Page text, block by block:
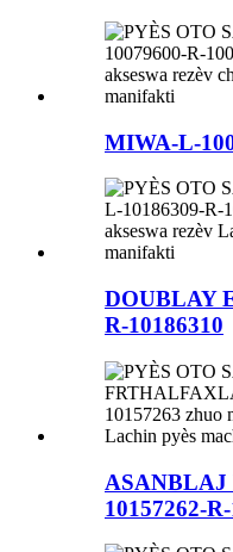
MIWA-L-
DOUBLAY
R-10186310
10157262-